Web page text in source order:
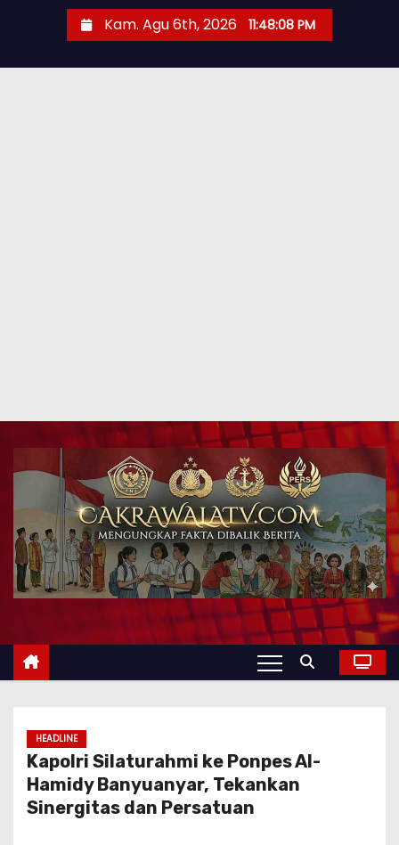
Kam. Agu 6th, 2026 11:48:09 PM
HEADLINE
Kapolri Silaturahmi ke Ponpes Al-
Hamidy Banyuanyar, Tekankan
Sinergitas dan Persatuan